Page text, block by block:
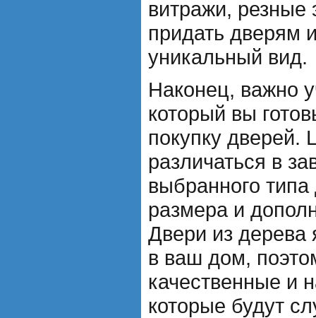
витражи, резные
придать дверям
уникальный вид.
Наконец, важно
который вы
покупку дверей.
различаться в
выбранного
размера и
Двери из дерева
в ваш дом,
качественные и
которые будут